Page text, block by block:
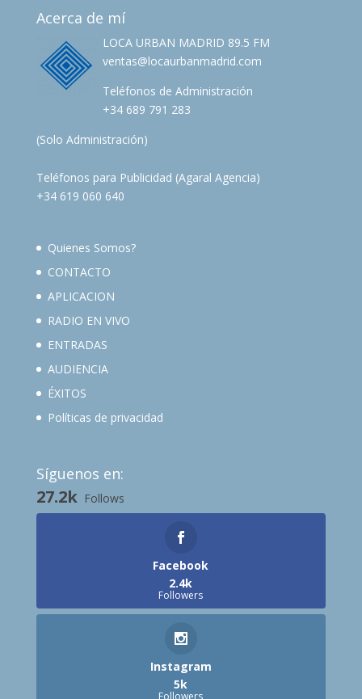
Acerca de mí
LOCA URBAN MADRID 89.5 FM
ventas@locaurbanmadrid.com
Teléfonos de Administración
+34 689 791 283
(Solo Administración)
Teléfonos para Publicidad (Agaral Agencia)
+34 619 060 640
Quienes Somos?
CONTACTO
APLICACION
RADIO EN VIVO
ENTRADAS
AUDIENCIA
ÉXITOS
Políticas de privacidad
Síguenos en:
27.2k Follows
Facebook
2.4k
Followers
Instagram
5k
Followers